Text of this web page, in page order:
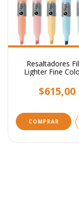
Resaltadores
Lighter Fine
$615,00
COMPRAR